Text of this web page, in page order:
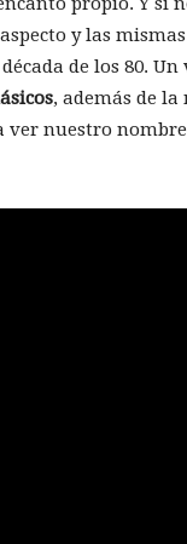
y las
de los 80. Un
, además de
nuestro